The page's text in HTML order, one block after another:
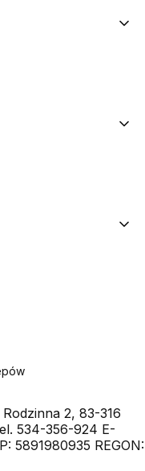
Rodzinna 2, 83-316
534-356-924 E-
5891980935 REGON: